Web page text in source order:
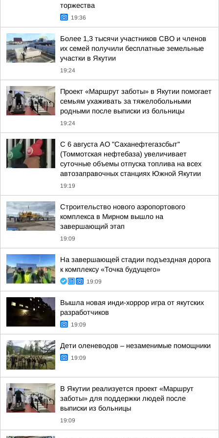
торжества
19:36
Более 1,3 тысячи участников СВО и членов
их семей получили бесплатные земельные
участки в Якутии
19:24
Проект «Маршрут заботы» в Якутии помогает
семьям ухаживать за тяжелобольными
родными после выписки из больницы
19:24
С 6 августа АО "Саханефтегазсбыт"
(Томмотская нефтебаза) увеличивает
суточные объемы отпуска топлива на всех
автозаправочных станциях Южной Якутии
19:19
Строительство нового аэропортового
комплекса в Мирном вышло на
завершающий этап
19:09
На завершающей стадии подъездная дорога
к комплексу «Точка будущего»
19:09
Вышла новая инди-хоррор игра от якутских
разработчиков
19:09
Дети оленеводов – незаменимые помощники
19:09
В Якутии реализуется проект «Маршрут
заботы» для поддержки людей после
выписки из больницы
19:09